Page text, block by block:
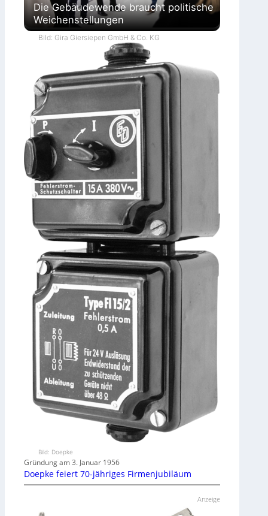
Die Gebäudewende braucht politische
Weichenstellungen
Bild: Gira Giersiepen GmbH & Co. KG
Bild: Doepke
Gründung am 3. Januar 1956
Doepke feiert 70-jähriges Firmenjubiläum
Anzeige